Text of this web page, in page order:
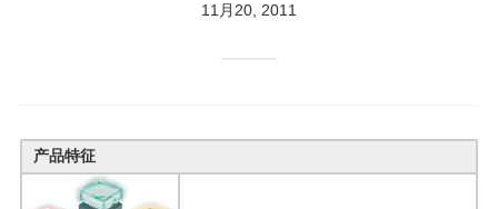
11月20, 2011
产品特征